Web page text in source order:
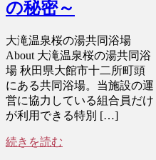
の秘密～
大滝温泉桜の湯共同浴場
About 大滝温泉桜の湯共同浴
場 秋田県大館市十二所町頭
にある共同浴場。当施設の運
営に協力している組合員だけ
が利用できる特別 […]
続きを読む